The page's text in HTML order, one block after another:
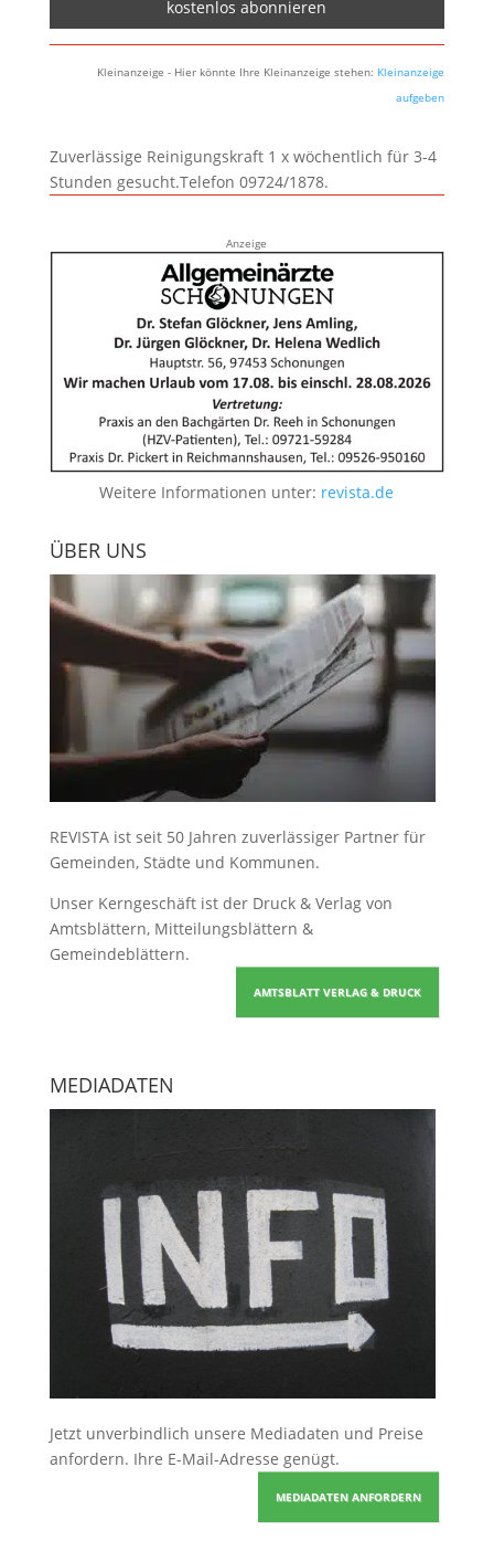
Kleinanzeige - Hier könnte Ihre Kleinanzeige stehen: Kleinanzeige
aufgeben
Zuverlässige Reinigungskraft 1 x wöchentlich für 3-4
Stunden gesucht.Telefon 09724/1878.
Anzeige
Weitere Informationen unter: revista.de
ÜBER UNS
REVISTA ist seit 50 Jahren zuverlässiger Partner für
Gemeinden, Städte und Kommunen.
Unser Kerngeschäft ist der Druck & Verlag von
Amtsblättern, Mitteilungsblättern &
Gemeindeblättern.
AMTSBLATT VERLAG & DRUCK
MEDIADATEN
Jetzt unverbindlich unsere Mediadaten und Preise
anfordern. Ihre E-Mail-Adresse genügt.
MEDIADATEN ANFORDERN